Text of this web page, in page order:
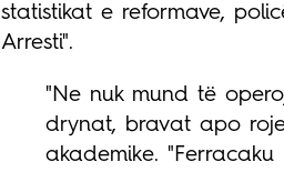
statistikat e reformave,
Arresti".
"Ne nuk mund të
drynat, bravat apo
akademike.